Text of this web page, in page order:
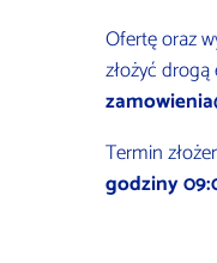
Ofertę oraz
złożyć
Termin
godziny